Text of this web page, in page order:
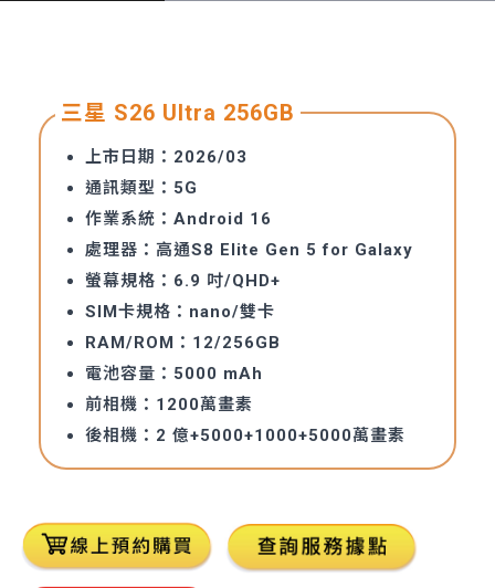
三星 S26 Ultra 256GB
上市日期：2026/03
通訊類型：5G
作業系統：Android 16
處理器：高通S8 Elite Gen 5 for Galaxy
螢幕規格：6.9 吋/QHD+
SIM卡規格：nano/雙卡
RAM/ROM：12/256GB
電池容量：5000 mAh
前相機：1200萬畫素
後相機：2 億+5000+1000+5000萬畫素